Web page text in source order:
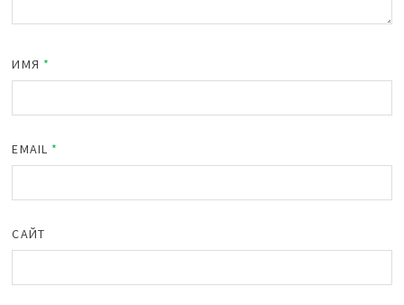
ИМЯ *
EMAIL *
САЙТ